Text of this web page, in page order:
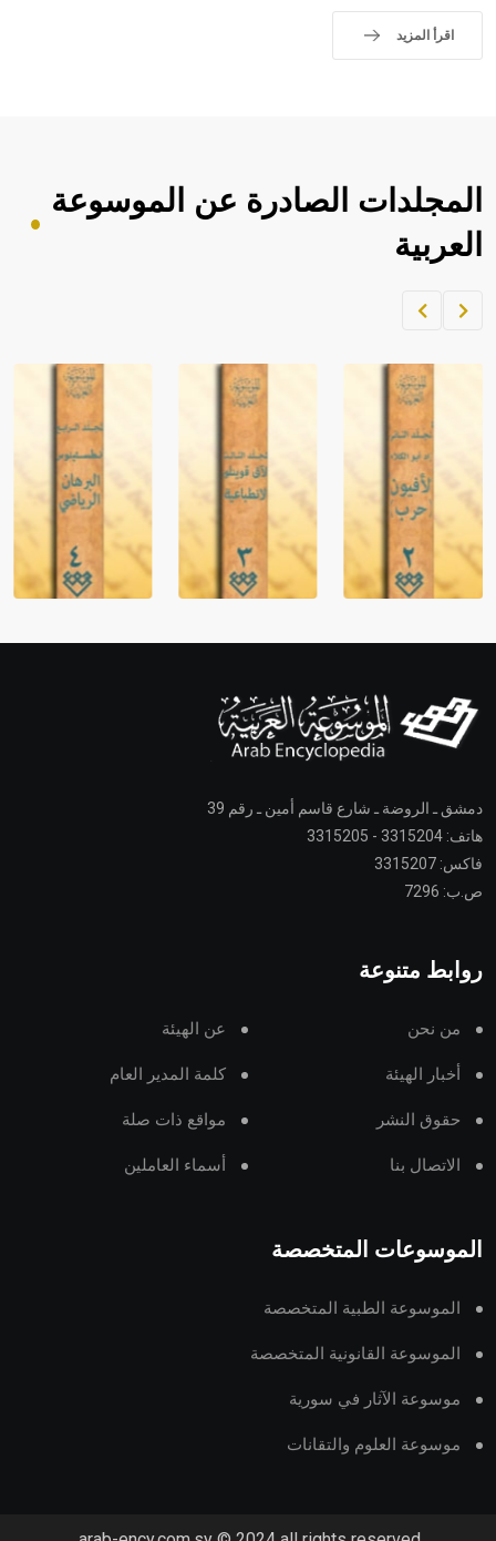
اقرأ المزيد
المجلدات الصادرة عن الموسوعة
العربية
دمشق ـ الروضة ـ شارع قاسم أمين ـ رقم 39
هاتف: 3315204 - 3315205
فاكس: 3315207
ص.ب: 7296
روابط متنوعة
من نحن عن الهيئة
أخبار الهيئة كلمة المدير العام
حقوق النشر مواقع ذات صلة
الاتصال بنا أسماء العاملين
الموسوعات المتخصصة
الموسوعة الطبية المتخصصة
الموسوعة القانونية المتخصصة
موسوعة الآثار في سورية
موسوعة العلوم والتقانات